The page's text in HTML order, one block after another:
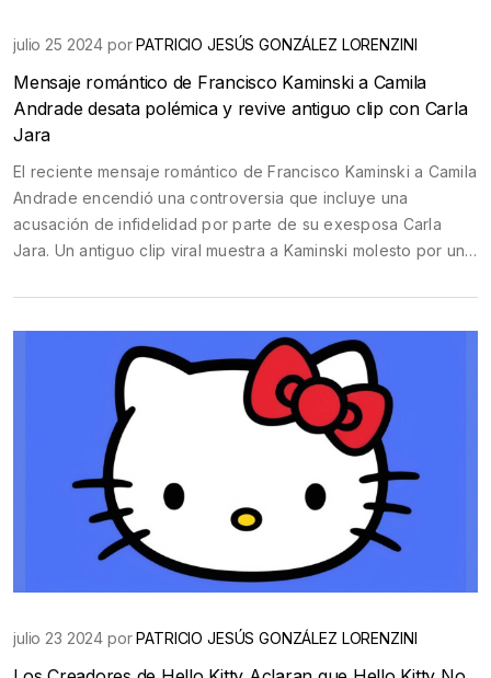
julio 25 2024 porPATRICIO JESÚS GONZÁLEZ LORENZINI
Mensaje romántico de Francisco Kaminski a Camila
Andrade desata polémica y revive antiguo clip con Carla
Jara
El reciente mensaje romántico de Francisco Kaminski a Camila
Andrade encendió una controversia que incluye una
acusación de infidelidad por parte de su exesposa Carla
Jara. Un antiguo clip viral muestra a Kaminski molesto por un
julio 23 2024 porPATRICIO JESÚS GONZÁLEZ LORENZINI